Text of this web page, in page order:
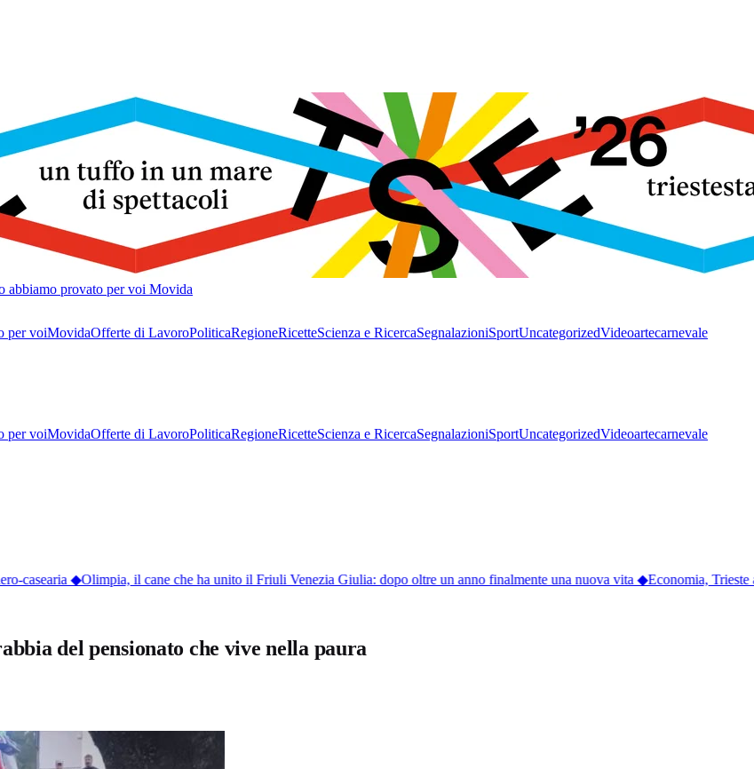
abbiamo provato per voi Movida
per voiMovidaOfferte di LavoroPoliticaRegioneRicetteScienza e RicercaSegnalazioniSportUncategorizedVideoartecarnevale
per voiMovidaOfferte di LavoroPoliticaRegioneRicetteScienza e RicercaSegnalazioniSportUncategorizedVideoartecarnevale
casearia◆ Olimpia, il cane che ha unito il Friuli Venezia Giulia: dopo oltre un anno finalmente una nuova vita◆ Economia, Trieste
del pensionato che vive nella paura